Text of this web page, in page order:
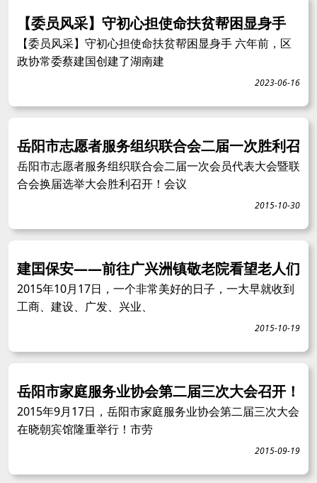
【委员风采】守初心担使命扶贫帮困显身手
【委员风采】守初心担使命扶贫帮困显身手 六年前，区
政协常委蔡建国创建了湖南建
2023-06-16
岳阳市志愿者服务组织联合会二届一次胜利召
岳阳市志愿者服务组织联合会二届一次会员代表大会暨联
合会换届选举大会胜利召开！会议
2015-10-30
建囯保安——前往广兴洲镇敬老院看望老人们
2015年10月17日，一个非常美好的日子，一大早就收到
工商、建设、广发、兴业、
2015-10-19
岳阳市家庭服务业协会第二届三次大会召开！
2015年9月17日，岳阳市家庭服务业协会第二届三次大会
在晓朝宾馆隆重举行！市劳
2015-09-19